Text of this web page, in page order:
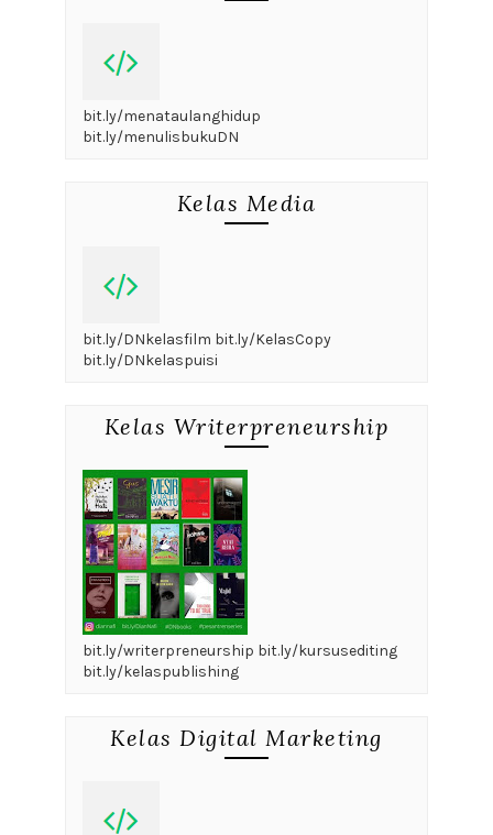
bit.ly/menataulanghidup
bit.ly/menulisbukuDN
Kelas Media
bit.ly/DNkelasfilm bit.ly/KelasCopy
bit.ly/DNkelaspuisi
Kelas Writerpreneurship
bit.ly/writerpreneurship bit.ly/kursusediting
bit.ly/kelaspublishing
Kelas Digital Marketing